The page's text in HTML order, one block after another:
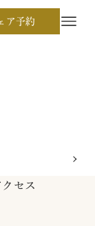
ア予約
クセス